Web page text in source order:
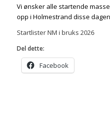
Vi ønsker alle startende
opp i Holmestrand disse
Startlister NM i bruks 2026
Del dette:
Facebook